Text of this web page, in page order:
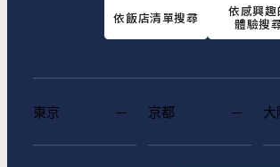
依飯店清單搜尋 依感興趣
體驗搜
東京 京都 大